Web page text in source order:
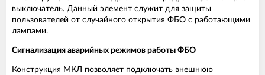
выключатель. Данный элемент служит для защиты
пользователей от случайного открытия ФБО с работающими
лампами.
Сигнализация аварийных режимов работы ФБО
Конструкция МКЛ позволяет подключать внешнюю